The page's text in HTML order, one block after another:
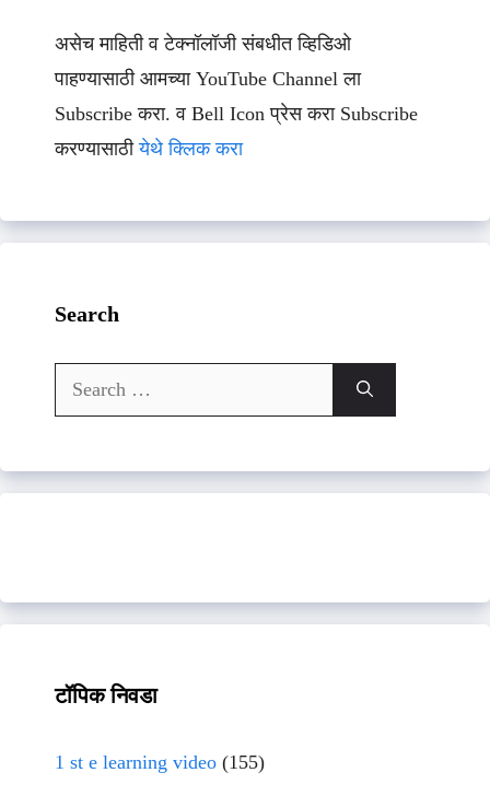
असेच माहिती व टेक्नॉलॉजी संबधीत व्हिडिओ
पाहण्यासाठी आमच्या YouTube Channel ला
Subscribe करा. व Bell Icon प्रेस करा Subscribe
करण्यासाठीयेथे क्लिक करा
Search
Search
for:
टॉपिक निवडा
1 st e learning video (155)